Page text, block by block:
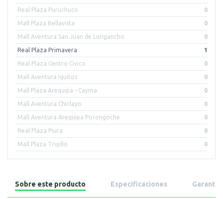
Real Plaza Puruchuco 0
Mall Plaza Bellavista 0
Mall Aventura San Juan de Lurigancho 0
Real Plaza Primavera 1
Real Plaza Centro Civico 0
Mall Aventura Iquitos 0
Mall Plaza Arequipa - Cayma 0
Mall Aventura Chiclayo 0
Mall Aventura Arequipa Porongoche 0
Real Plaza Piura 0
Mall Plaza Trujillo 0
Sobre este producto Especificaciones Garantía